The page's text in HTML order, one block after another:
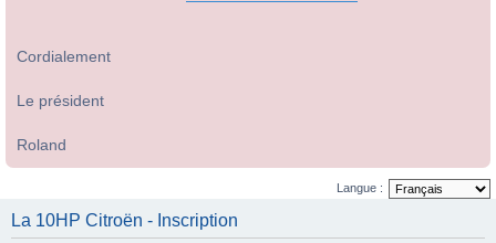
Cordialement
Le président
Roland
Langue :
La 10HP Citroën - Inscription